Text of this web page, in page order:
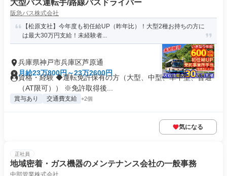
大型バス運転手/路線バスドライバー
阪急バス株式会社
【松原支社】今年度も初任給UP（昨年比）！大型2種お持ちの方に
は最大30万円支給！未経験者...
兵庫県神戸市兵庫区芦原通
月給23万800円～23万2600円
資格・経験 ◆運転免許保有の方（大型、中型、準中型、普通
（AT限可）） ※免許取得後...
賞与あり 交通費支給 +2個
気になる
正社員
地域密着・ガス機器のメンテナンス会社の一般事務
中部管業株式会社